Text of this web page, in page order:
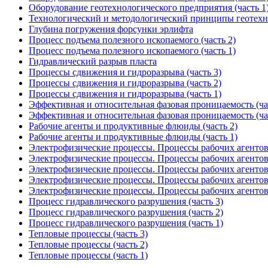
Оборудование геотехнологического предприятия (часть
Технологический и методологический принципы
Глубина погружения форсунки эрлифта
Процесс подъема полезного ископаемого (часть 2)
Процесс подъема полезного ископаемого (часть 1)
Гидравлический разрыв пласта
Процессы сдвижения и гидроразрыва (часть 3)
Процессы сдвижения и гидроразрыва (часть 2)
Процессы сдвижения и гидроразрыва (часть 1)
Эффективная и относительная фазовая проницаемость
Эффективная и относительная фазовая проницаемость
Рабочие агенты и продуктивные флюиды (часть 2)
Рабочие агенты и продуктивные флюиды (часть 1)
Электрофизические процессы. Процессы рабочих
Электрофизические процессы. Процессы рабочих
Электрофизические процессы. Процессы рабочих
Электрофизические процессы. Процессы рабочих
Электрофизические процессы. Процессы рабочих
Процесс гидравлического разрушения (часть 3)
Процесс гидравлического разрушения (часть 2)
Процесс гидравлического разрушения (часть 1)
Тепловые процессы (часть 3)
Тепловые процессы (часть 2)
Тепловые процессы (часть 1)